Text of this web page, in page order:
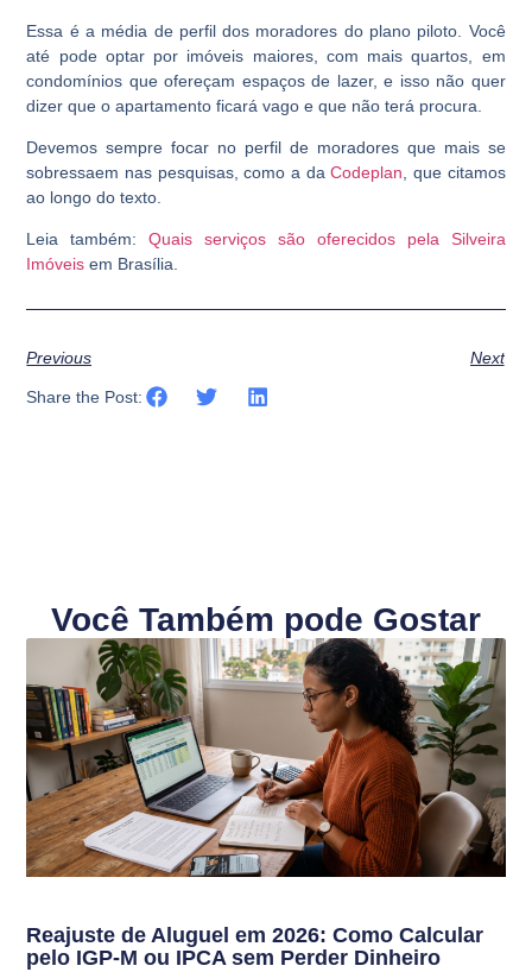
Essa é a média de perfil dos moradores do plano piloto. Você
até pode optar por imóveis maiores, com mais quartos, em
condomínios que ofereçam espaços de lazer, e isso não quer
dizer que o apartamento ficará vago e que não terá procura.
Devemos sempre focar no perfil de moradores que mais se
sobressaem nas pesquisas, como a daCodeplan , que citamos
ao longo do texto.
Leia também:Quais serviços são oferecidos pela Silveira
Imóveis em Brasília.
Previous Next
Share the Post:
Você Também pode Gostar
Reajuste de Aluguel em 2026: Como Calcular
pelo IGP-M ou IPCA sem Perder Dinheiro